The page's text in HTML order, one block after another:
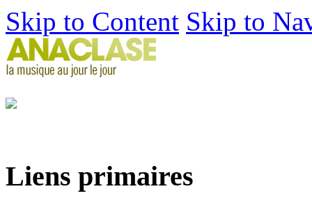
Skip to Content Skip to
Liens primaires